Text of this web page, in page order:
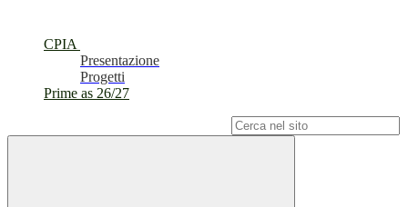
CPIA
Presentazione
Progetti
Prime as 26/27